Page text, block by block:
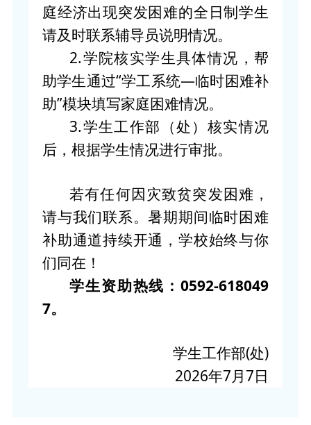
庭经济出现突发困难的全日制学生
请及时联系辅导员说明情况。
2.学院核实学生具体情况，帮
助学生通过“学工系统—临时困难补
助”模块填写家庭困难情况。
3.学生工作部（处）核实情况
后，根据学生情况进行审批。
若有任何因灾致贫突发困难，
请与我们联系。暑期期间临时困难
补助通道持续开通，学校始终与你
们同在！
学生资助热线：0592-618049
7。
学生工作部(处)
2026年7月7日